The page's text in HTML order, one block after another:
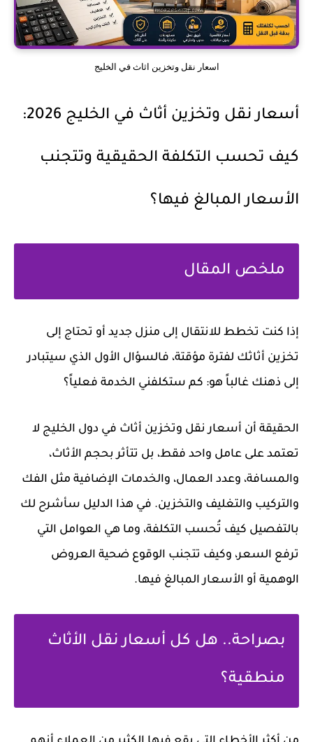
اسعار نقل وتخزين اثاث في الخليج
أسعار نقل وتخزين أثاث في الخليج 2026:
كيف تحسب التكلفة الحقيقية وتتجنب
الأسعار المبالغ فيها؟
ملخص المقال
إذا كنت تخطط للانتقال إلى منزل جديد أو تحتاج إلى
تخزين أثاثك لفترة مؤقتة، فالسؤال الأول الذي سيتبادر
إلى ذهنك غالباً هو: كم ستكلفني الخدمة فعلياً؟
الحقيقة أن أسعار نقل وتخزين أثاث في دول الخليج لا
تعتمد على عامل واحد فقط، بل تتأثر بحجم الأثاث،
والمسافة، وعدد العمال، والخدمات الإضافية مثل الفك
والتركيب والتغليف والتخزين. في هذا الدليل سأشرح لك
بالتفصيل كيف تُحسب التكلفة، وما هي العوامل التي
ترفع السعر، وكيف تتجنب الوقوع ضحية العروض
الوهمية أو الأسعار المبالغ فيها.
بصراحة.. هل كل أسعار نقل الأثاث
منطقية؟